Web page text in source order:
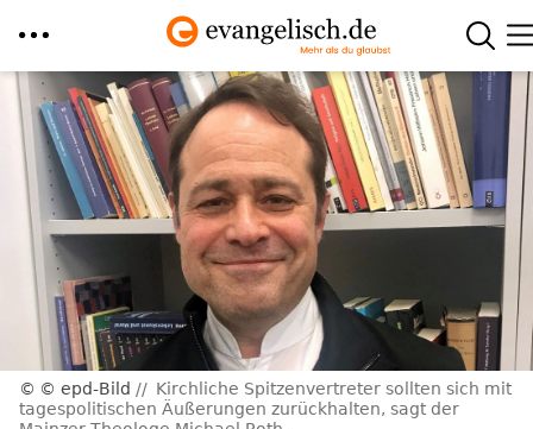
Direkt
zum
Inhalt
© epd-Bild
Kirchliche Spitzenvertreter sollten sich mit
tagespolitischen Äußerungen zurückhalten, sagt der